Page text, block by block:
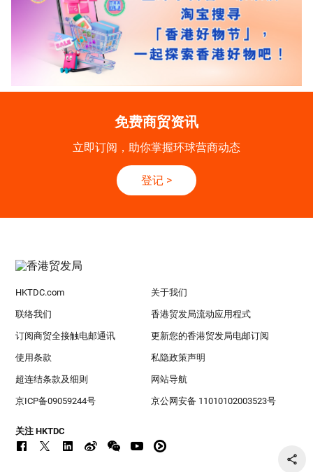
免费商贸资讯
立即订阅，助你掌握环球营商动态
登记 >
HKTDC.com 关于我们
联络我们 香港贸发局流动应用程式
订阅商贸全接触电邮通讯 更新您的香港贸发局电邮订阅
使用条款 私隐政策声明
超连结条款及细则 网站导航
京ICP备09059244号 京公网安备 11010102003523号
关注 HKTDC